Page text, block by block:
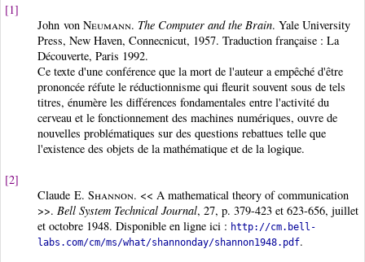
[1]
John von Neumann. The Computer and the Brain. Yale University
Press, New Haven, Connecnicut, 1957. Traduction française : La
Découverte, Paris 1992.
Ce texte d'une conférence que la mort de l'auteur a empêché d'être
prononcée réfute le réductionnisme qui fleurit souvent sous de tels
titres, énumère les différences fondamentales entre l'activité du
cerveau et le fonctionnement des machines numériques, ouvre de
nouvelles problématiques sur des questions rebattues telle que
l'existence des objets de la mathématique et de la logique.
[2]
Claude E. Shannon. << A mathematical theory of communication
>>. Bell System Technical Journal, 27, p. 379-423 et 623-656, juillet
et octobre 1948. Disponible en ligne ici : http://cm.bell-
labs.com/cm/ms/what/shannonday/shannon1948.pdf.